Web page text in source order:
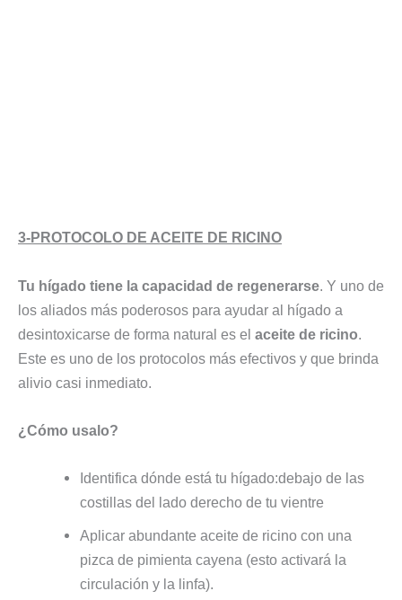
3-PROTOCOLO DE ACEITE DE RICINO
Tu hígado tiene la capacidad de regenerarse . Y uno de
los aliados más poderosos para ayudar al hígado a
desintoxicarse de forma natural es el aceite de ricino
Este es uno de los protocolos más efectivos y que brinda
alivio casi inmediato.
¿Cómo usalo?
Identifica dónde está tu hígado:debajo de las
costillas del lado derecho de tu vientre
Aplicar abundante aceite de ricino con una
pizca de pimienta cayena (esto activará la
circulación y la linfa).